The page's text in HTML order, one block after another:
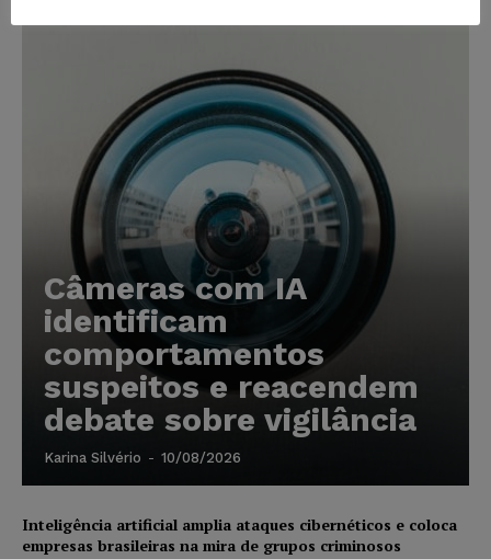
Câmeras com IA
identificam
comportamentos
suspeitos e reacendem
debate sobre vigilância
Karina Silvério - 10/08/2026
Inteligência artificial amplia ataques cibernéticos e coloca
empresas brasileiras na mira de grupos criminosos